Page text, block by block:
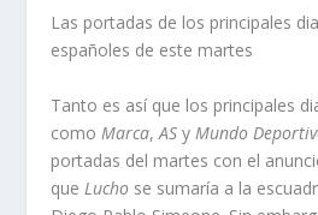
Las portadas de los principales
españoles de este martes
Tanto es así que los principales
como Marca,ASy Mundo
portadas del martes con el
que Lucho se sumaría a la